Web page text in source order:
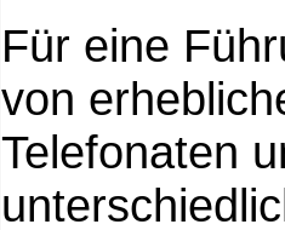
Für eine
von
Telefonaten